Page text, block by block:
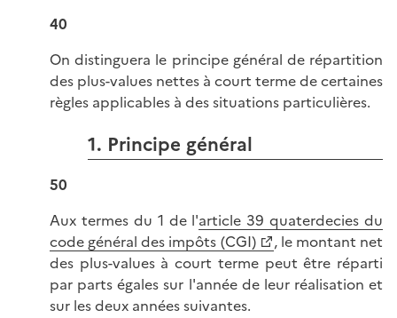
40
On distinguera le principe général de répartition
des plus-values nettes à court terme de certaines
règles applicables à des situations particulières.
1. Principe général
50
Aux termes du 1 de l'article 39 quaterdecies du
code général des impôts (CGI)
, le montant net
des plus-values à court terme peut être réparti
par parts égales sur l'année de leur réalisation et
sur les deux années suivantes.